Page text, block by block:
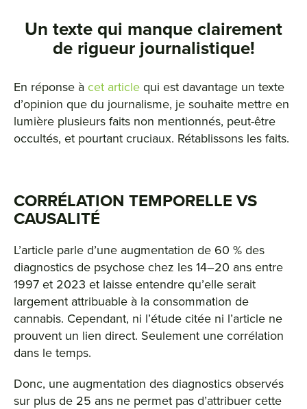
Un texte qui manque clairement
de rigueur journalistique!
En réponse à cet article qui est davantage un texte
d’opinion que du journalisme, je souhaite mettre en
lumière plusieurs faits non mentionnés, peut-être
occultés, et pourtant cruciaux. Rétablissons les faits.
CORRÉLATION TEMPORELLE VS
CAUSALITÉ
L’article parle d’une augmentation de 60 % des
diagnostics de psychose chez les 14–20 ans entre
1997 et 2023 et laisse entendre qu’elle serait
largement attribuable à la consommation de
cannabis. Cependant, ni l’étude citée ni l’article ne
prouvent un lien direct. Seulement une corrélation
dans le temps.
Donc, une augmentation des diagnostics observés
sur plus de 25 ans ne permet pas d’attribuer cette